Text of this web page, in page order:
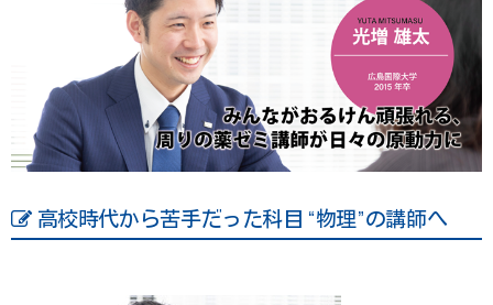
高校時代から苦手だった科目 “物理”の講師へ